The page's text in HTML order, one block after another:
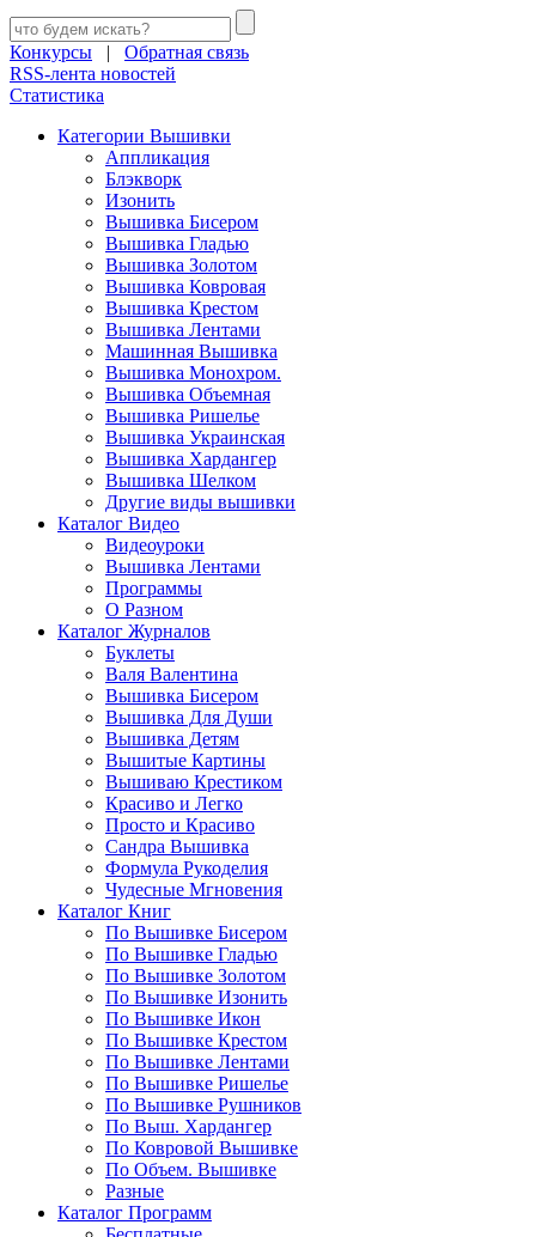
Конкурсы | Обратная связь
RSS-лента новостей
Статистика
Категории Вышивки
Аппликация
Блэкворк
Изонить
Вышивка Бисером
Вышивка Гладью
Вышивка Золотом
Вышивка Ковровая
Вышивка Крестом
Вышивка Лентами
Машинная Вышивка
Вышивка Монохром.
Вышивка Объемная
Вышивка Ришелье
Вышивка Украинская
Вышивка Хардангер
Вышивка Шелком
Другие виды вышивки
Каталог Видео
Видеоуроки
Вышивка Лентами
Программы
О Разном
Каталог Журналов
Буклеты
Валя Валентина
Вышивка Бисером
Вышивка Для Души
Вышивка Детям
Вышитые Картины
Вышиваю Крестиком
Красиво и Легко
Просто и Красиво
Сандра Вышивка
Формула Рукоделия
Чудесные Мгновения
Каталог Книг
По Вышивке Бисером
По Вышивке Гладью
По Вышивке Золотом
По Вышивке Изонить
По Вышивке Икон
По Вышивке Крестом
По Вышивке Лентами
По Вышивке Ришелье
По Вышивке Рушников
По Выш. Хардангер
По Ковровой Вышивке
По Объем. Вышивке
Разные
Каталог Программ